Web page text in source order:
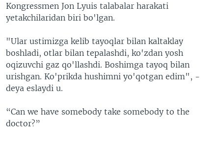
Kongressmen Jon Lyuis talabalar harakati
yetakchilaridan biri bo'lgan.
"Ular ustimizga kelib tayoqlar bilan kaltaklay
boshladi, otlar bilan tepalashdi, ko'zdan yosh
oqizuvchi gaz qo'llashdi. Boshimga tayoq bilan
urishgan. Ko'prikda hushimni yo'qotgan edim", -
deya eslaydi u.
“Can we have somebody take somebody to the
doctor?”